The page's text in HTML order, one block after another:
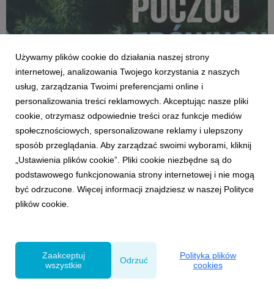
KLIENCI I PROJEKTY
Żywiec Zdrój z całkowicie nową odsłoną
klasycznej wody niegazowanej. Wystartowała
nowa, przygotowana w 100% z materiału z
recyklingu, kampania marki pod hasłem
„Zrównoważona przez naturę”
16 czerwca 2020
18 maja wystartowała kampania telewizyjna wody
niegazowanej Żywiec Zdrój pod hasłem „Zrównoważona
przez naturę”. W spocie reklamowym marka przenosi
unikalne cechy. Kamp...
Używamy plików cookie do działania naszej strony
internetowej, analizowania Twojego korzystania z naszych
usług, zarządzania Twoimi preferencjami online i
personalizowania treści reklamowych. Akceptując nasze pliki
cookie, otrzymasz odpowiednie treści oraz funkcje mediów
społecznościowych, spersonalizowane reklamy i ulepszony
sposób przeglądania. Aby zarządzać swoimi wyborami, kliknij
„Ustawienia plików cookie”. Pliki cookie niezbędne są do
podstawowego funkcjonowania strony internetowej i nie mogą
być odrzucone. Więcej informacji znajdziesz w naszej Polityce
plików cookie.
Zaakceptuj
wszystkie
Odrzuć
Polityka plików
cookies